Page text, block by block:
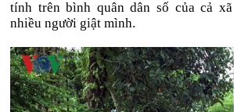
tính trên bình quân dân số của cả
nhiều người giật mình.